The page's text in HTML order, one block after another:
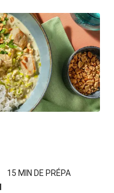
15 MIN DE PRÉPA